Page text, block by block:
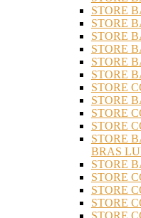
STORE
STORE
STORE
STORE
STORE
STORE
STORE
STORE
STORE
STORE
STORE
BRAS
STORE
STORE
STORE
STORE